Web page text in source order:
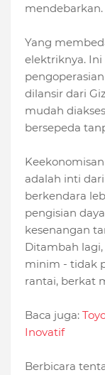
mendebarkan.
Yang
elektriknya.
dilansir dari
mudah
bersepeda
adalah inti
berkendara
pengisian
kesenangan
Ditambah
minim - tidak
rantai, berkat
Baca juga:
Inovatif
Berbicara